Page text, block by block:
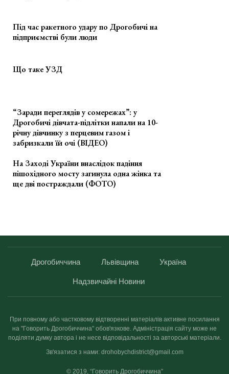
Під час ракетного удару по Дрогобичі на
підприємстві були люди
Що таке УЗД
“Заради переглядів у сомережах”: у
Дрогобичі дівчата-підлітки напали на 10-
річну дівчинку з перцевим газом і
забризкали їй очі (ВІДЕО)
На Заході України внаслідок падіння
пішохідного мосту загинула одна жінка та
ще дві постраждали (ФОТО)
Дрогобиччина Львівщина Україна
Надзвичайні Новини
При повному або частковому відтворенні матеріалів активне посилання
на "Говорить Дрогобиччина" обов'язкове. Адміністрація сайту може не
поділяти думку автора і не несе відповідальності за авторські матеріали.
Зв'язатися з нами: drohobychdistrict@gmail.com
© 2019, “Говорить Дрогобиччина”